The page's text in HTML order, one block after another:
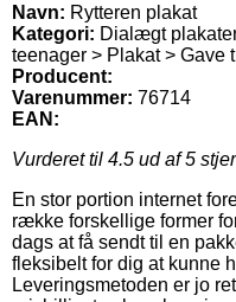
Navn: Rytteren plakat
Kategori: Dialægt
teenager > Plakat > Gave
Producent:
Varenummer: 76714
EAN:
Vurderet til 4.5 ud af 5
En stor portion internet
række forskellige former
dags at få sendt til en
fleksibelt for dig at kunne
Leveringsmetoden er jo